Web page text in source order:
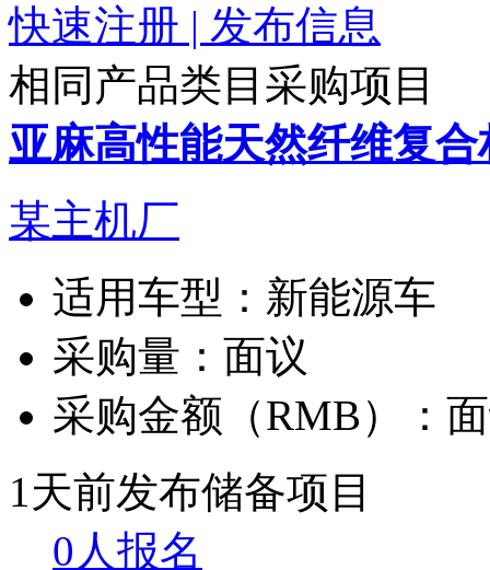
快速注册 | 发布信息
相同产品类目采购项目
亚麻高性能天然纤维复合
某主机厂
适用车型： 新能源车
采购量： 面议
采购金额（RMB）：
1天前发布储备项目
0人报名